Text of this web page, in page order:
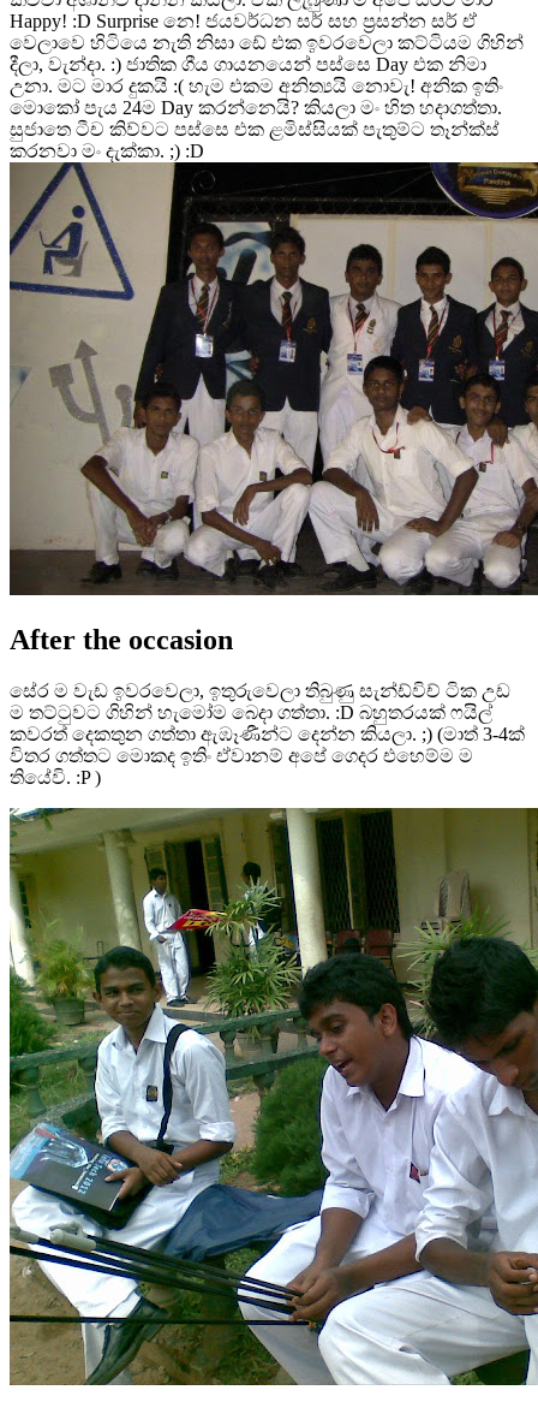
Happy! :D Surprise නෙ! ජයවර්ධන සර් සහ ප්‍රසන්න සර් ඒ
වෙලාවෙ හිටියෙ නැති නිසා ඩේ එක ඉවරවෙලා කට්ටියම ගිහින්
දීලා, වැන්දා. :) ජාතික ගීය ගායනයෙන් පස්සෙ Day එක නිමා
උනා. මට මාර දුකයි :( හැම එකම අනිත්‍යයි නොවැ! අනික ඉතිං
මොකෝ පැය 24ම Day කරන්නෙයි? කියලා මං හිත හදාගත්තා.
සුජාතෙ ටීච කිව්වට පස්සෙ එක ළමිස්සියක් පැතුම්ට තෑන්ක්ස්
කරනවා මං දැක්කා. ;) :D
After the occasion
සේර ම වැඩ ඉවරවෙලා, ඉතුරුවෙලා තිබුණු සැන්ඩ්විච් ටික උඩ
ම තට්ටුවට ගිහින් හැමෝම බෙදා ගත්තා. :D බහුතරයක් ෆයිල්
කවරත් දෙකතුන ගත්තා ඇඹෑණීන්ට දෙන්න කියලා. ;) (මාත් 3-4ක්
විතර ගත්තට මොකද ඉතිං ඒවානම් අපේ ගෙදර එහෙම්ම ම
තියේවි. :P )